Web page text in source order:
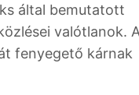
által bemutatott
valótlanok.
fenyegető kárnak